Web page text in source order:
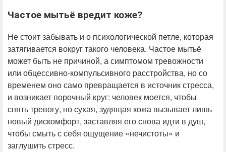
Частое мытьё вредит коже?
Не стоит забывать и о психологической петле, которая
затягивается вокруг такого человека. Частое мытьё
может быть не причиной, а симптомом тревожности
или обцессивно-компульсивного расстройства, но со
временем оно само превращается в источник стресса,
и возникает порочный круг: человек моется, чтобы
снять тревогу, но сухая, зудящая кожа вызывает лишь
новый дискомфорт, заставляя его снова идти в душ,
чтобы смыть с себя ощущение «нечистоты» и
заглушить стресс.